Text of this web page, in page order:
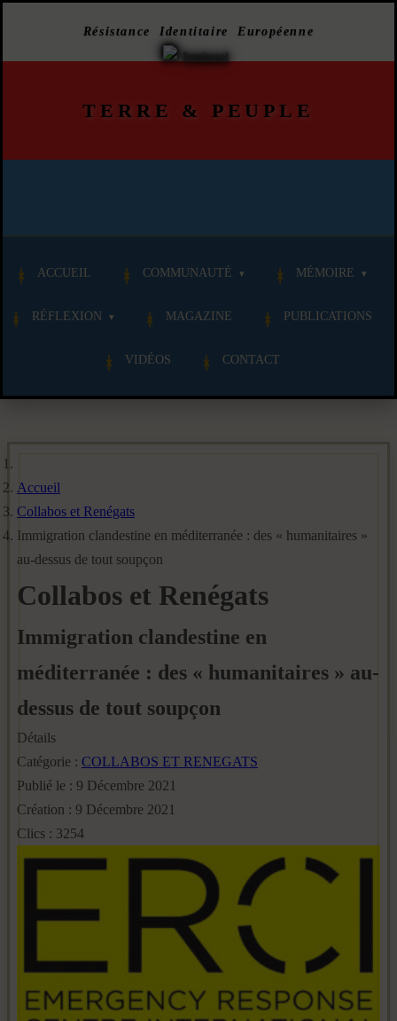
Résistance Identitaire Européenne
TERRE & PEUPLE
ACCUEIL COMMUNAUTÉ MÉMOIRE
RÉFLEXION MAGAZINE PUBLICATIONS
VIDÉOS CONTACT
Accueil
Collabos et Renégats
Immigration clandestine en méditerranée : des « humanitaires »
au-dessus de tout soupçon
Collabos et Renégats
Immigration clandestine en
méditerranée : des « humanitaires » au-
dessus de tout soupçon
Détails
Catégorie : COLLABOS ET RENEGATS
Publié le : 9 Décembre 2021
Création : 9 Décembre 2021
Clics : 3254